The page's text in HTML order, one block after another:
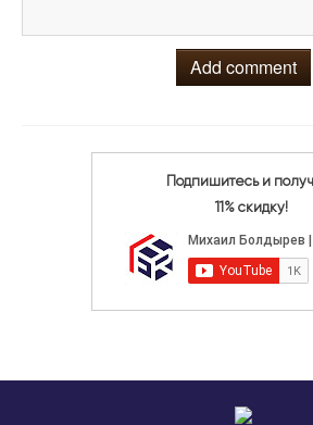
Add comment
Подпишитесь и
11% скидку!